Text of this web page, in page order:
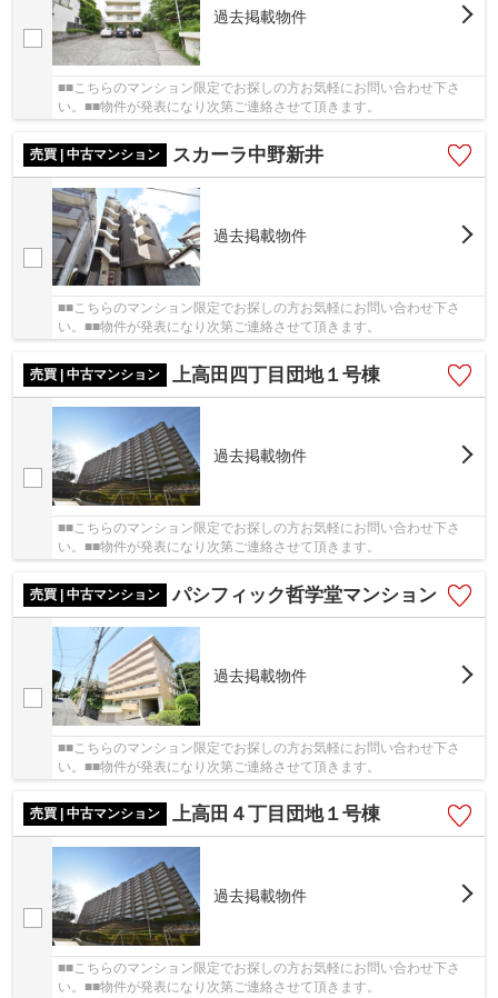
過去掲載物件
■■こちらのマンション限定でお探しの方お気軽にお問い合わせ下さ
い。■■物件が発表になり次第ご連絡させて頂きます。
売買 | 中古マンション スカーラ中野新井
過去掲載物件
■■こちらのマンション限定でお探しの方お気軽にお問い合わせ下さ
い。■■物件が発表になり次第ご連絡させて頂きます。
売買 | 中古マンション 上高田四丁目団地１号棟
過去掲載物件
■■こちらのマンション限定でお探しの方お気軽にお問い合わせ下さ
い。■■物件が発表になり次第ご連絡させて頂きます。
売買 | 中古マンション パシフィック哲学堂マンション
過去掲載物件
■■こちらのマンション限定でお探しの方お気軽にお問い合わせ下さ
い。■■物件が発表になり次第ご連絡させて頂きます。
売買 | 中古マンション 上高田４丁目団地１号棟
過去掲載物件
■■こちらのマンション限定でお探しの方お気軽にお問い合わせ下さ
い。■■物件が発表になり次第ご連絡させて頂きます。